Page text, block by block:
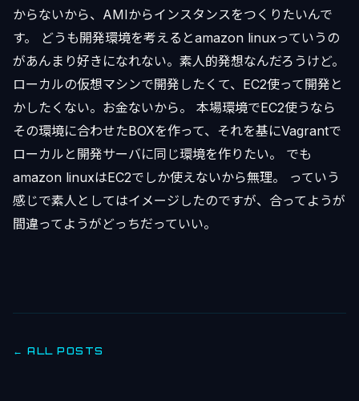
からないから、AMIからインスタンスをつくりたいんで
す。 どうも開発環境を考えるとamazon linuxっていうの
があんまり好きになれない。素人的発想なんだろうけど。
ローカルの仮想マシンで開発したくて、EC2使って開発と
かしたくない。お金ないから。 本場環境でEC2使うなら
その環境に合わせたBOXを作って、それを基にVagrantで
ローカルと開発サーバに同じ環境を作りたい。 でも
amazon linuxはEC2でしか使えないから無理。 っていう
感じで素人としてはイメージしたのですが、合ってようが
間違ってようがどっちだっていい。
← ALL POSTS